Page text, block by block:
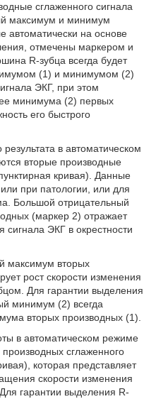
сглаженного сигнала
максимум и минимум
автоматически на основе
отмечены маркером и
R-зубца всегда будет
(1) и минимумом (2)
ЭКГ, при этом
минимума (2) первых
его быстрого
в автоматическом
вторые производные
кривая). Данные
при патологии, или для
Большой отрицательный
(маркер 2) отражает
сигнала ЭКГ в окрестности
максимум вторых
рост скорости изменения
Для гарантии выделения
минимум (2) всегда
вторых производных (1).
в автоматическом режиме
сглаженного
которая представляет
скорости изменения
гарантии выделения R-